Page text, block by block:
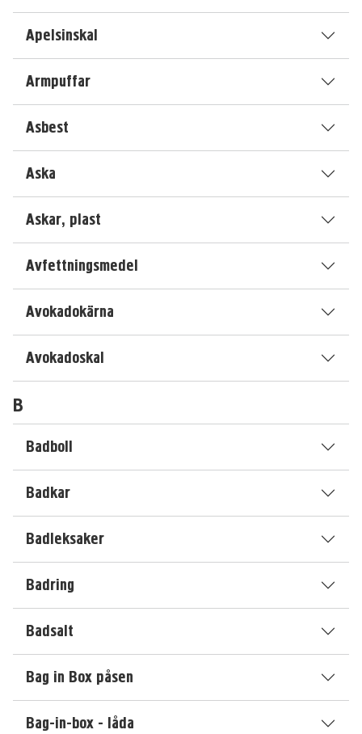
Apelsinskal
Armpuffar
Asbest
Aska
Askar, plast
Avfettningsmedel
Avokadokärna
Avokadoskal
B
Badboll
Badkar
Badleksaker
Badring
Badsalt
Bag in Box påsen
Bag-in-box - låda